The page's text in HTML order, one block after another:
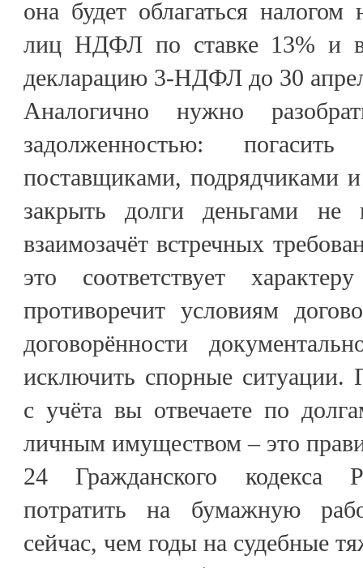
она будет облагаться
лиц НДФЛ по ставке 13% и
декларацию 3-НДФЛ до 30
Аналогично нужно
задолженностью:
поставщиками, подрядчиками
закрыть долги деньгами не
взаимозачёт встречных
это соответствует
противоречит условиям
договорённости
исключить спорные ситуации.
с учёта вы отвечаете по
личным имуществом – это
24 Гражданского
потратить на бумажную
сейчас, чем годы на судебные